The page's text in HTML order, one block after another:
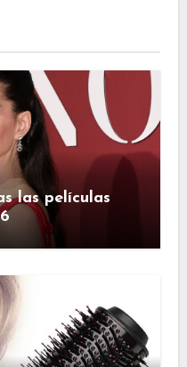
las películas